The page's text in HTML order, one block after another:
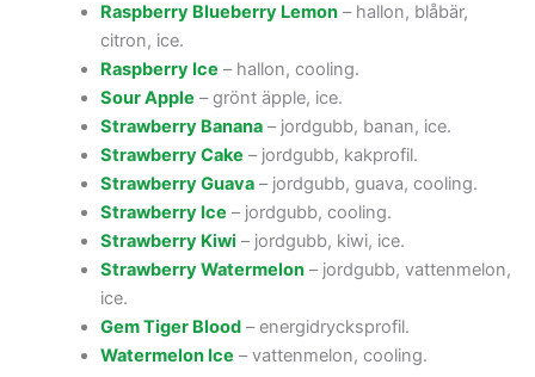
Raspberry Blueberry Lemon– hallon, blåbär,
citron, ice.
Raspberry Ice – hallon, cooling.
Sour Apple – grönt äpple, ice.
Strawberry Banana– jordgubb, banan, ice.
Strawberry Cake – jordgubb, kakprofil.
Strawberry Guava– jordgubb, guava, cooling.
Strawberry Ice – jordgubb, cooling.
Strawberry Kiwi – jordgubb, kiwi, ice.
Strawberry Watermelon– jordgubb, vattenmelon,
ice.
Gem Tiger Blood– energidrycksprofil.
Watermelon Ice – vattenmelon, cooling.